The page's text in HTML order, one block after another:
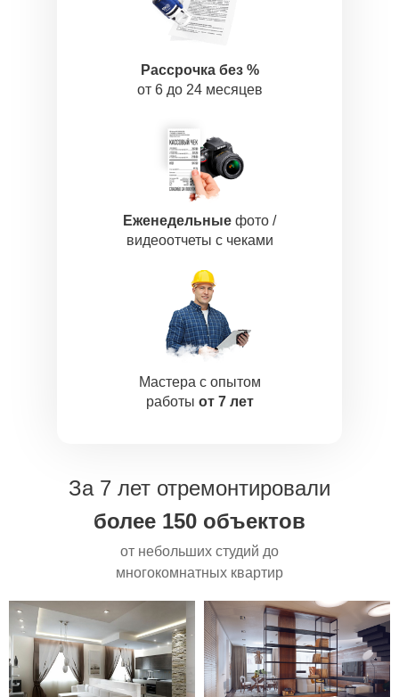
Рассрочка без %
от 6 до 24 месяцев
Еженедельные фото /
видеоотчеты с чеками
Мастера с опытом
работы от 7 лет
За 7 лет отремонтировали
более 150 объектов
от небольших студий до
многокомнатных квартир